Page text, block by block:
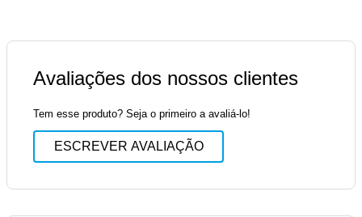
Avaliações dos nossos clientes
Tem esse produto? Seja o primeiro a avaliá-lo!
ESCREVER AVALIAÇÃO